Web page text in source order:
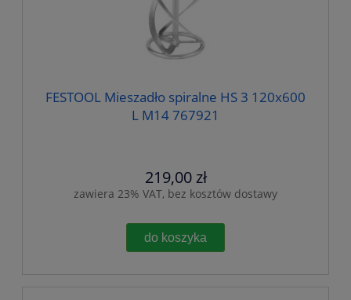
FESTOOL Mieszadło spiralne HS 3 120x600
L M14 767921
219,00 zł
zawiera 23% VAT, bez kosztów dostawy
do koszyka